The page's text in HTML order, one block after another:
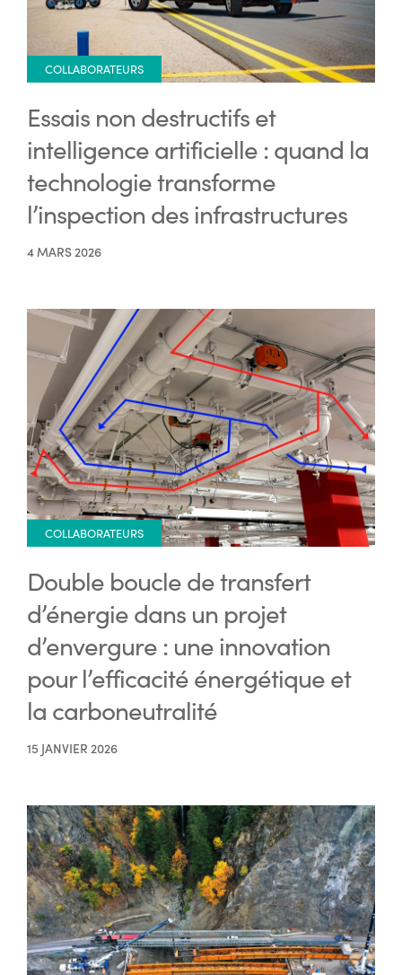
COLLABORATEURS
Essais non destructifs et
intelligence artificielle : quand la
technologie transforme
l’inspection des infrastructures
4 MARS 2026
COLLABORATEURS
Double boucle de transfert
d’énergie dans un projet
d’envergure : une innovation
pour l’efficacité énergétique et
la carboneutralité
15 JANVIER 2026